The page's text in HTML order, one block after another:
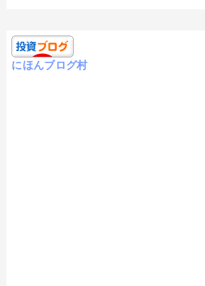
にほんブログ村